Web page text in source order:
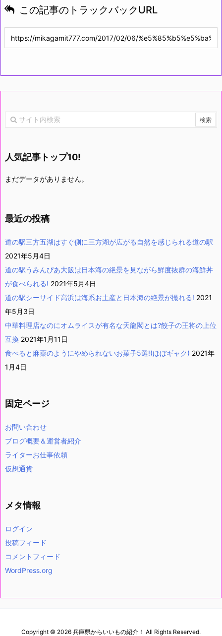
この記事のトラックバックURL
人気記事トップ10!
まだデータがありません。
最近の投稿
道の駅三方五湖はすぐ側に三方湖が広がる自然を感じられる道の駅
2021年5月4日
道の駅うみんぴあ大飯は日本海の絶景を見ながら鮮度抜群の海鮮丼
が食べられる! 2021年5月4日
道の駅シーサイド高浜は海系お土産と日本海の絶景が撮れる! 2021
年5月3日
中華料理店なのにオムライスが有名な天龍閣とは?餃子の王将の上位
互換 2021年1月11日
食べると麻薬のようにやめられないお菓子5選!(ほぼギャク) 2021年
1月4日
固定ページ
お問い合わせ
ブログ概要＆運営者紹介
ライターお仕事依頼
仮想通貨
メタ情報
ログイン
投稿フィード
コメントフィード
WordPress.org
Copyright © 2026 兵庫県からいいもの紹介！ All Rights Reserved.